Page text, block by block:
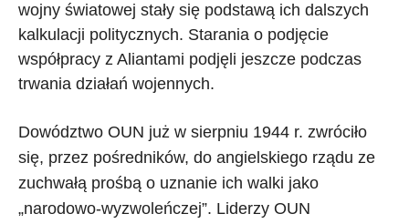
wojny światowej stały się podstawą ich dalszych
kalkulacji politycznych. Starania o podjęcie
współpracy z Aliantami podjęli jeszcze podczas
trwania działań wojennych.
Dowództwo OUN już w sierpniu 1944 r. zwróciło
się, przez pośredników, do angielskiego rządu ze
zuchwałą prośbą o uznanie ich walki jako
„narodowo-wyzwoleńczej”. Liderzy OUN